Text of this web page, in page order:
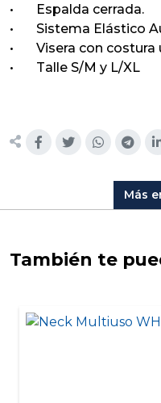
• Espalda cerrada.
• Sistema Elástico
• Visera con costura
• Talle S/M y L/XL
Más
También te